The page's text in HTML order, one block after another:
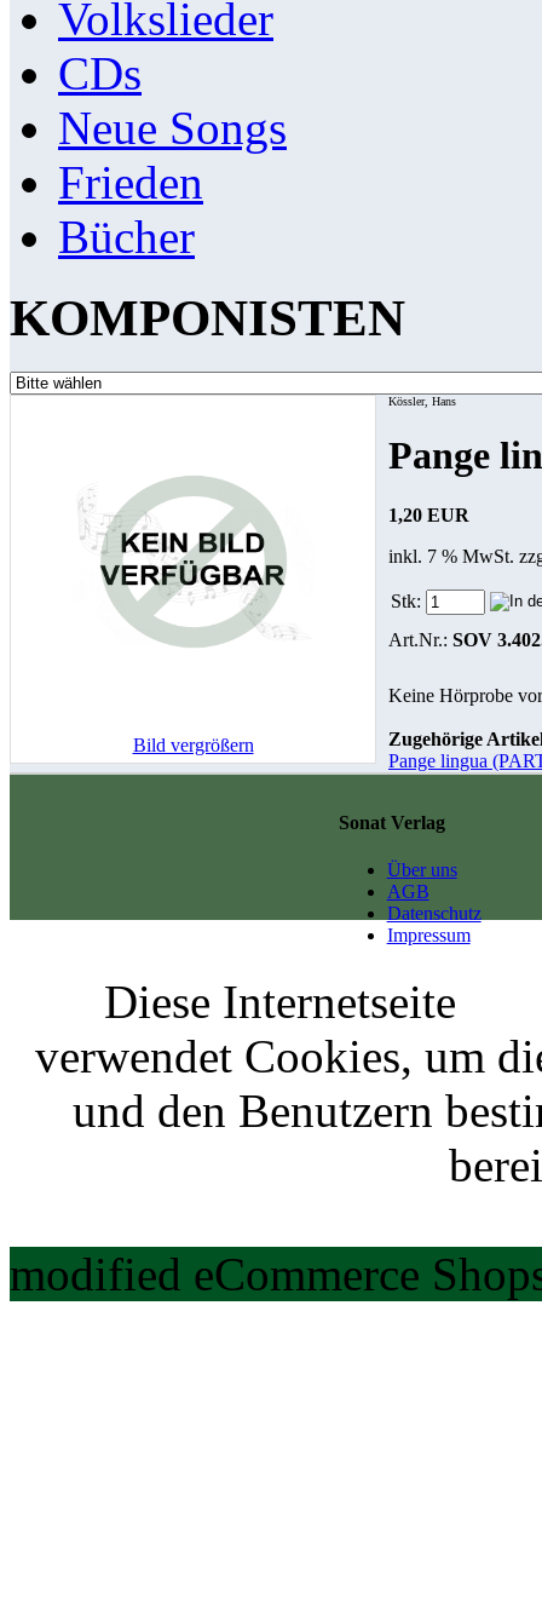
Volkslieder
CDs
Neue Songs
Frieden
Bücher
KOMPONISTEN
Bild vergrößern
Kössler, Hans
Pange
1,20 EUR
inkl. 7 % MwSt.
Stk:
Art.Nr.: SOV
Keine Hörprobe
Zugehörige
Pange lingua
Sonat Verlag
Über uns
AGB
Datenschutz
Impressum
Diese Internetseite
verwendet Cookies, um
und den Benutzern
modified eCommerce